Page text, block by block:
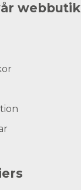
webbutik